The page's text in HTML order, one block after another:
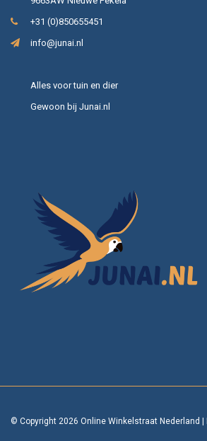
+31 (0)850655451
info@junai.nl
Alles voor tuin en dier
Gewoon bij Junai.nl
© Copyright 2026 Online Winkelstraat Nederland